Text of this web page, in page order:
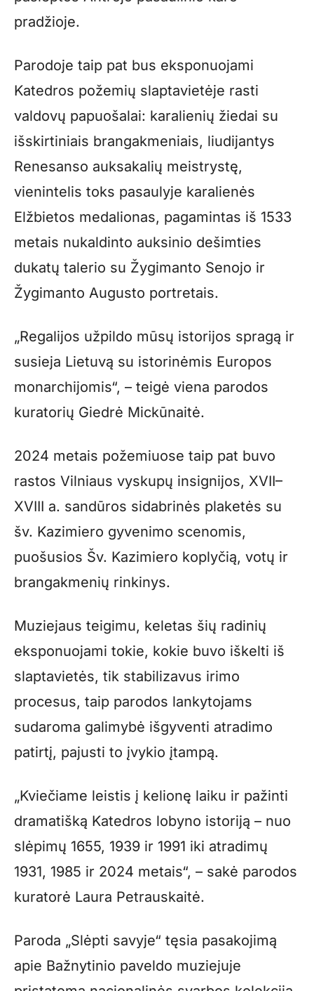
pradžioje.
Parodoje taip pat bus eksponuojami
Katedros požemių slaptavietėje rasti
valdovų papuošalai: karalienių žiedai su
išskirtiniais brangakmeniais, liudijantys
Renesanso auksakalių meistrystę,
vienintelis toks pasaulyje karalienės
Elžbietos medalionas, pagamintas iš 1533
metais nukaldinto auksinio dešimties
dukatų talerio su Žygimanto Senojo ir
Žygimanto Augusto portretais.
„Regalijos užpildo mūsų istorijos spragą ir
susieja Lietuvą su istorinėmis Europos
monarchijomis“, – teigė viena parodos
kuratorių Giedrė Mickūnaitė.
2024 metais požemiuose taip pat buvo
rastos Vilniaus vyskupų insignijos, XVII–
XVIII a. sandūros sidabrinės plaketės su
šv. Kazimiero gyvenimo scenomis,
puošusios Šv. Kazimiero koplyčią, votų ir
brangakmenių rinkinys.
Muziejaus teigimu, keletas šių radinių
eksponuojami tokie, kokie buvo iškelti iš
slaptavietės, tik stabilizavus irimo
procesus, taip parodos lankytojams
sudaroma galimybė išgyventi atradimo
patirtį, pajusti to įvykio įtampą.
„Kviečiame leistis į kelionę laiku ir pažinti
dramatišką Katedros lobyno istoriją – nuo
slėpimų 1655, 1939 ir 1991 iki atradimų
1931, 1985 ir 2024 metais“, – sakė parodos
kuratorė Laura Petrauskaitė.
Paroda „Slėpti savyje“ tęsia pasakojimą
apie Bažnytinio paveldo muziejuje